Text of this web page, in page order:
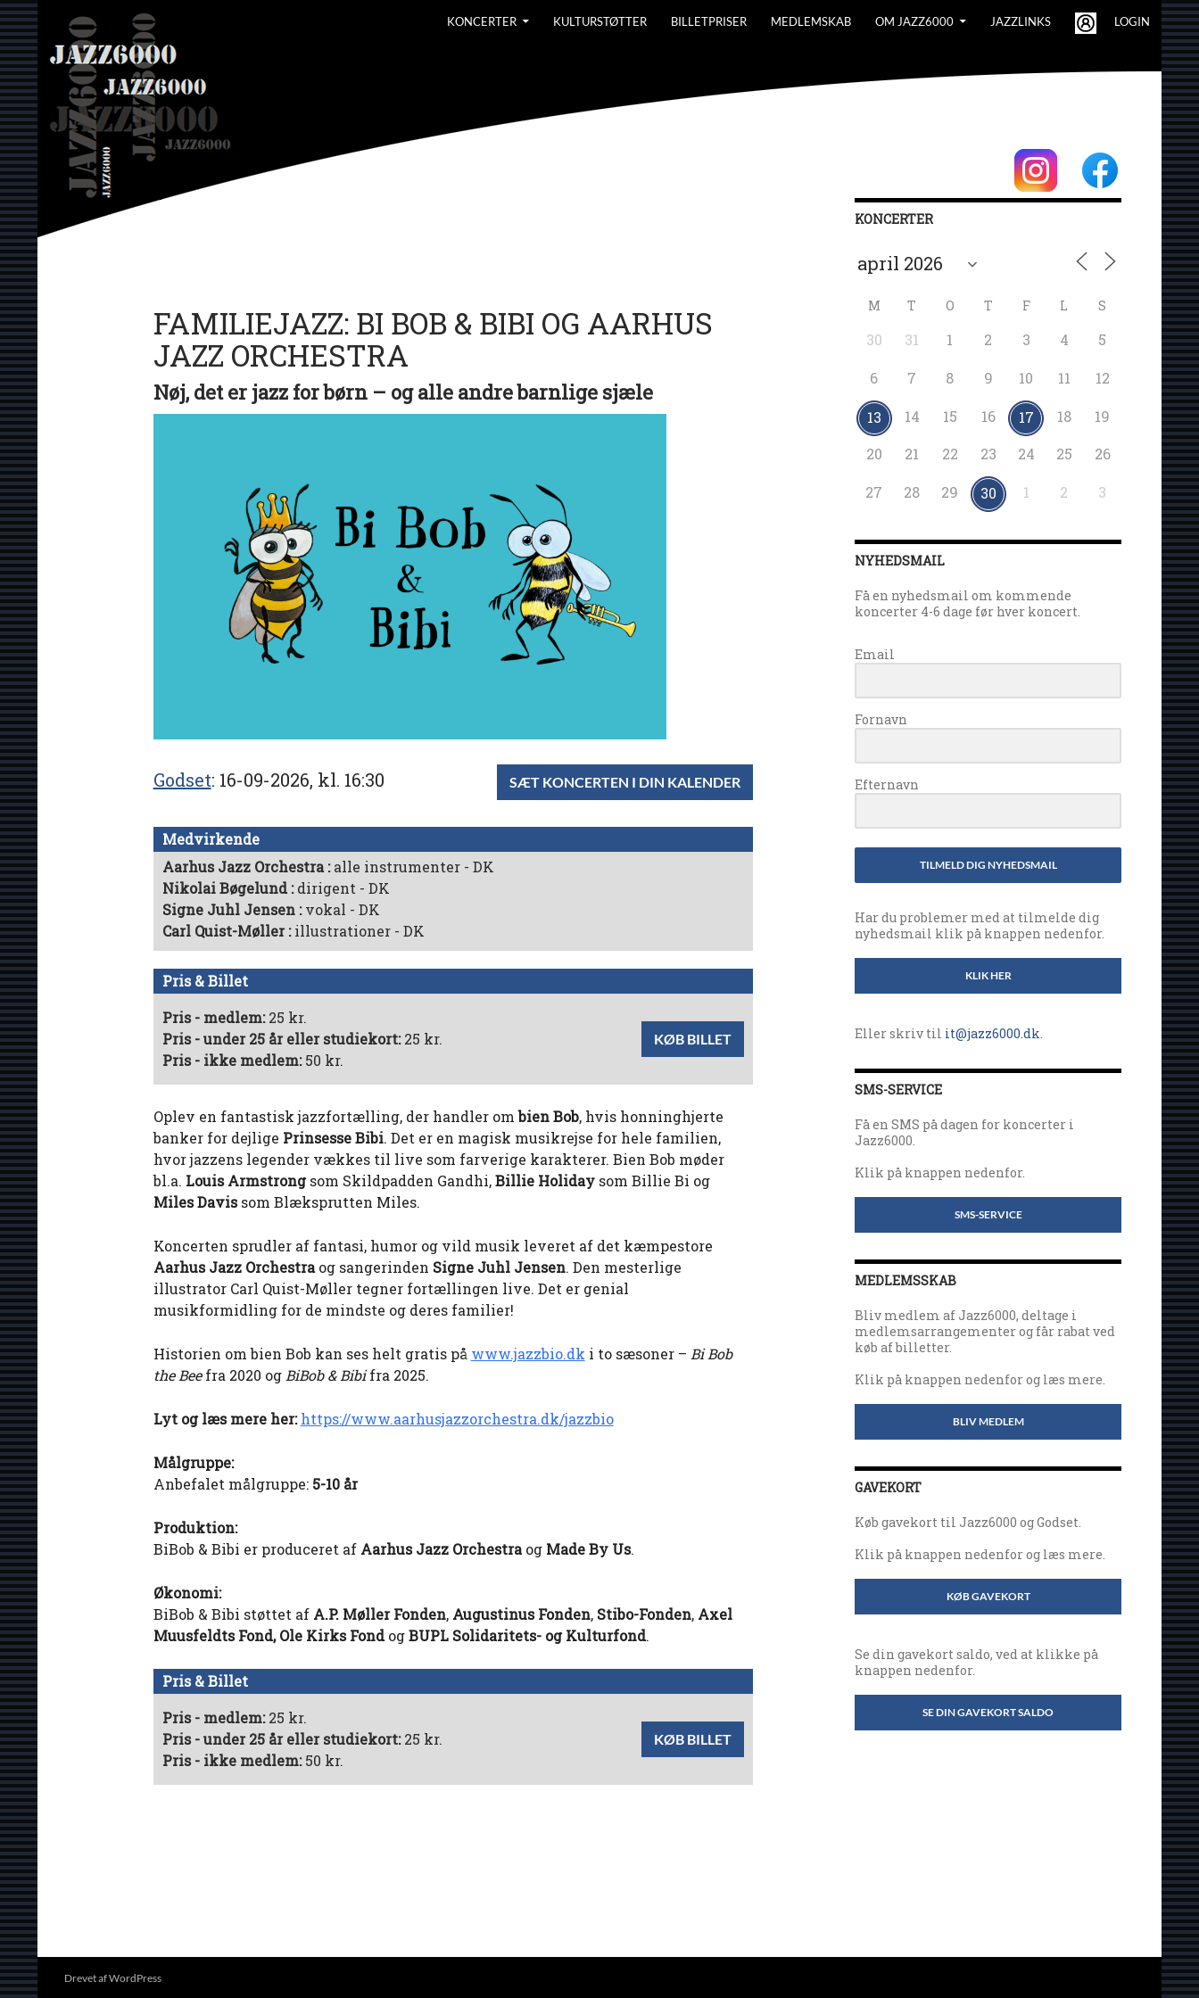
Hop
til
indhold
KONCERTER KULTURSTØTTER BILLETPRISER MEDLEMSKAB OM JAZZ6000 JAZZLINKS LOGIN
FAMILIEJAZZ: BI BOB & BIBI OG AARHUS
JAZZ ORCHESTRA
Nøj, det er jazz for børn – og alle andre barnlige sjæle
Godset 16-09-2026, kl. 16:30 SÆT KONCERTEN I DIN KALENDER
Medvirkende
Aarhus Jazz Orchestra alle instrumenter - DK
Nikolai Bøgelund dirigent - DK
Signe Juhl Jensen vokal - DK
Carl Quist-Møller illustrationer - DK
Pris & Billet
Pris - medlem:25 kr.
Pris - under 25 år eller studiekort:25 kr.
Pris - ikke medlem:50 kr.
KØB BILLET
Oplev en fantastisk jazzfortælling, der handler ombien Bob, hvis honninghjerte
banker for dejlige Prinsesse Bibi. Det er en magisk musikrejse for hele familien,
hvor jazzens legender vækkes til live som farverige karakterer. Bien Bob møder
bl.a. Louis Armstrongsom Skildpadden Gandhi,Billie Holidaysom Billie Bi og
Miles Davissom Blæksprutten Miles.
Koncerten sprudler af fantasi, humor og vild musik leveret af det kæmpestore
Aarhus Jazz Orchestraog sangerinden Signe Juhl Jensen. Den mesterlige
illustrator Carl Quist-Møller tegner fortællingen live. Det er genial
musikformidling for de mindste og deres familier!
Historien om bien Bob kan ses helt gratis på www.jazzbio.dk i to sæsoner – Bi Bob
the Beefra 2020 og BiBob & Bibifra 2025.
Lyt og læs mere her:https://www.aarhusjazzorchestra.dk/jazzbio
Målgruppe:
Anbefalet målgruppe: 5-10 år
Produktion:
BiBob & Bibi er produceret af Aarhus Jazz Orchestraog Made By Us.
Økonomi:
BiBob & Bibi støttet af A.P. Møller Fonden, Augustinus Fonden, Stibo-Fonden, Axel
Muusfeldts Fond, Ole Kirks FondogBUPL Solidaritets- og Kulturfond.
Pris & Billet
Pris - medlem:25 kr.
Pris - under 25 år eller studiekort:25 kr.
Pris - ikke medlem:50 kr.
KØB BILLET
KONCERTER
M T O T F L S
30 31 1 2 3 4 5
6 7 8 9 10 11 12
13 14 15 16 17 18 19
20 21 22 23 24 25 26
27 28 29 30 1 2 3
NYHEDSMAIL
Få en nyhedsmail om kommende
koncerter 4-6 dage før hver koncert.
Email
Fornavn
Efternavn
TILMELD DIG NYHEDSMAIL
Har du problemer med at tilmelde dig
nyhedsmail klik på knappen nedenfor.
KLIK HER
Eller skriv til it@jazz6000.dk.
SMS-SERVICE
Få en SMS på dagen for koncerter i
Jazz6000.
Klik på knappen nedenfor.
SMS-SERVICE
MEDLEMSSKAB
Bliv medlem af Jazz6000, deltage i
medlemsarrangementer og får rabat ved
køb af billetter.
Klik på knappen nedenfor og læs mere.
BLIV MEDLEM
GAVEKORT
Køb gavekort til Jazz6000 og Godset.
Klik på knappen nedenfor og læs mere.
KØB GAVEKORT
Se din gavekort saldo, ved at klikke på
knappen nedenfor.
SE DIN GAVEKORT SALDO
Drevet af WordPress